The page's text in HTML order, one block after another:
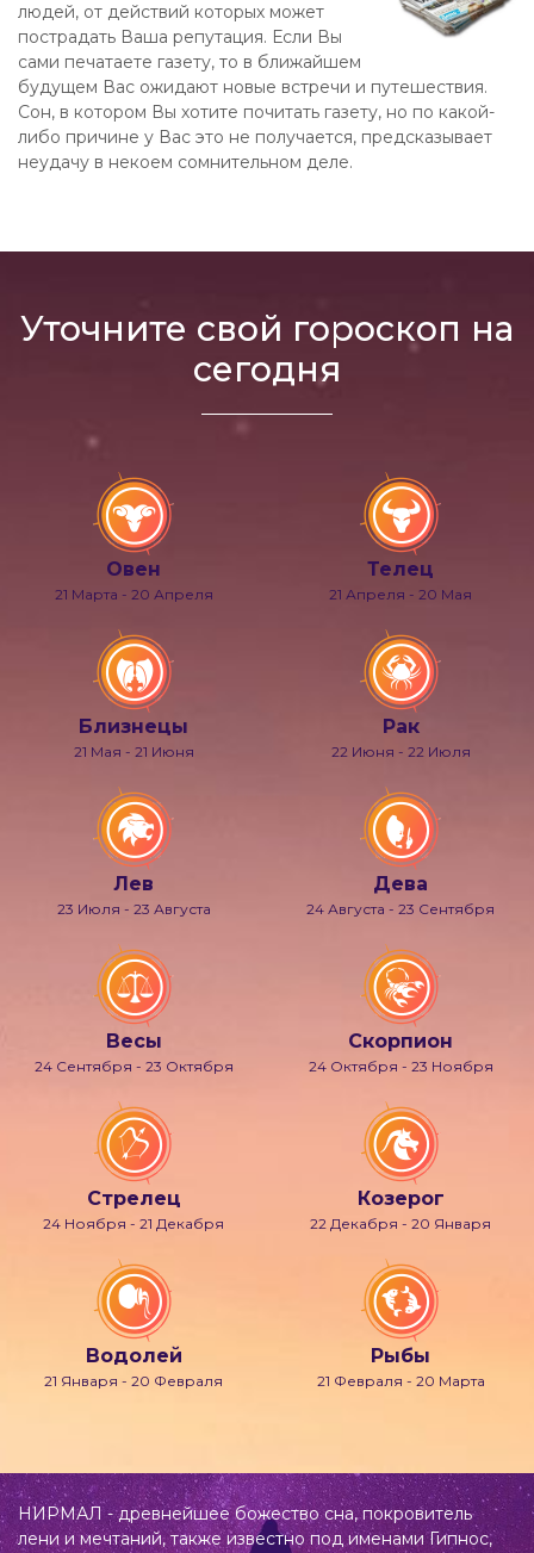
людей, от действий которых может
пострадать Ваша репутация. Если Вы
сами печатаете газету, то в ближайшем
будущем Вас ожидают новые встречи и путешествия.
Сон, в котором Вы хотите почитать газету, но по какой-
либо причине у Вас это не получается, предсказывает
неудачу в некоем сомнительном деле.
Уточните свой гороскоп на
сегодня
Овен
21 Марта - 20 Апреля
Телец
21 Апреля - 20 Мая
Близнецы
21 Мая - 21 Июня
Рак
22 Июня - 22 Июля
Лев
23 Июля - 23 Августа
Дева
24 Августа - 23 Сентября
Весы
24 Сентября - 23 Октября
Скорпион
24 Октября - 23 Ноября
Стрелец
24 Ноября - 21 Декабря
Козерог
22 Декабря - 20 Января
Водолей
21 Января - 20 Февраля
Рыбы
21 Февраля - 20 Марта
НИРМАЛ - древнейшее божество сна, покровитель
лени и мечтаний, также известно под именами Гипнос,